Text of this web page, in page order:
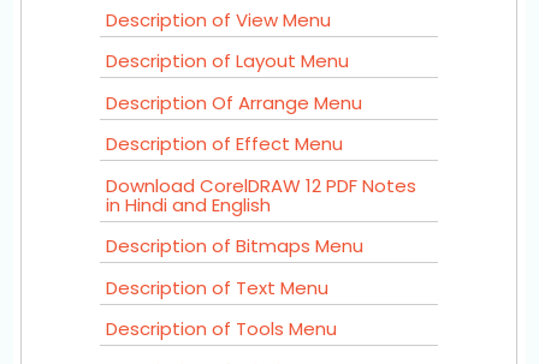
Description of View Menu
Description of Layout Menu
Description Of Arrange Menu
Description of Effect Menu
Download CorelDRAW 12 PDF Notes
in Hindi and English
Description of Bitmaps Menu
Description of Text Menu
Description of Tools Menu